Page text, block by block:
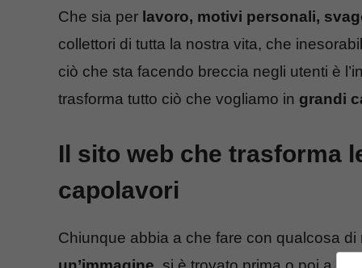
Che sia per lavoro, motivi personali,
collettori di tutta la nostra vita, che
ciò che sta facendo breccia negli utenti è
trasforma tutto ciò che vogliamo in grandi
Il sito web che trasforma
capolavori
Chiunque abbia a che fare con qualcosa di